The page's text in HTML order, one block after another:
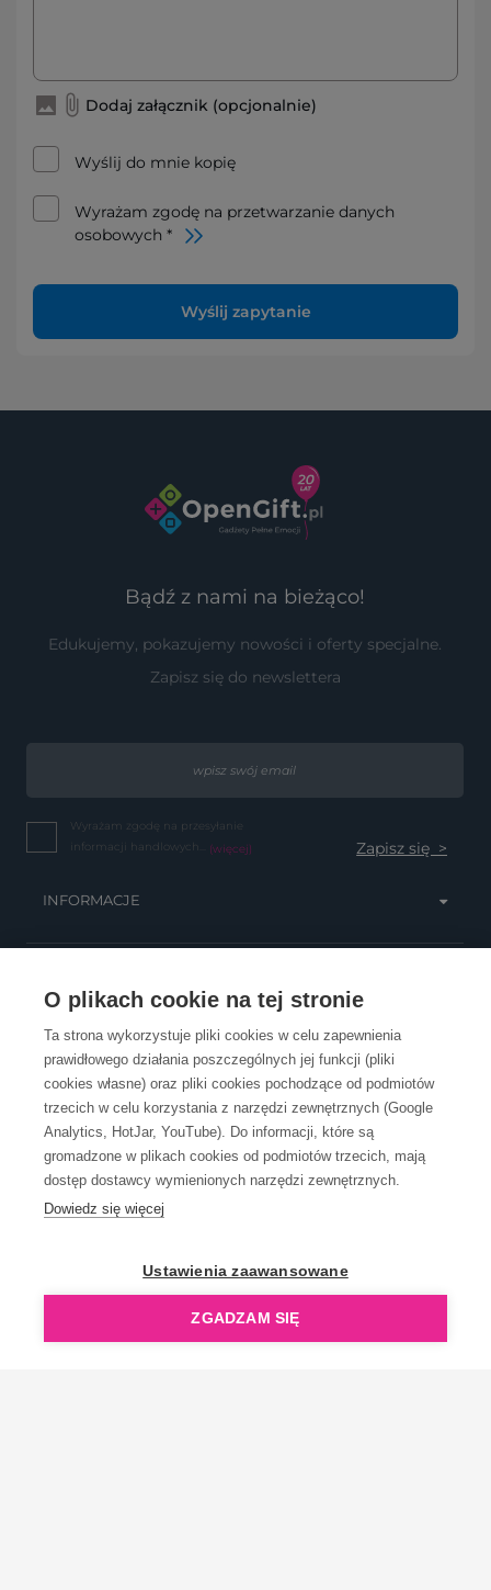
O plikach cookie na tej stronie
Ta strona wykorzystuje pliki cookies w celu zapewnienia
prawidłowego działania poszczególnych jej funkcji (pliki
cookies własne) oraz pliki cookies pochodzące od podmiotów
trzecich w celu korzystania z narzędzi zewnętrznych (Google
Analytics, HotJar, YouTube). Do informacji, które są
gromadzone w plikach cookies od podmiotów trzecich, mają
dostęp dostawcy wymienionych narzędzi zewnętrznych.
Dowiedz się więcej
Ustawienia zaawansowane
ZGADZAM SIĘ
Dodaj załącznik (opcjonalnie)
Wyślij do mnie kopię
Wyrażam zgodę na przetwarzanie danych
osobowych *
Wyślij zapytanie
Bądź z nami na bieżąco!
Edukujemy, pokazujemy nowości i oferty specjalne.
Zapisz się do newslettera
Wyrażam zgodę na przesyłanie
informacji handlowych... (więcej)
INFORMACJE
OBSŁUGA KLIENTA
KONTAKT
OpenGift jest częścią ReflectGroup.